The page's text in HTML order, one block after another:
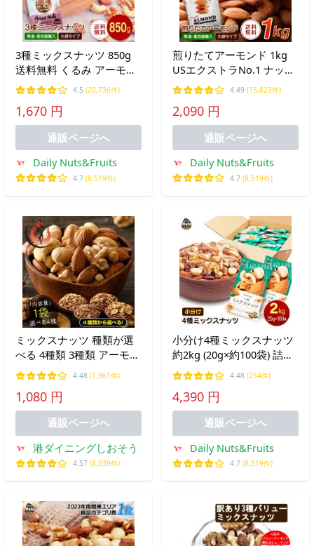
3種ミックスナッツ 850g
送料無料 くるみ アーモン
ド カシューナッツ 無塩 添
加物不使用 植物油不使用
チャック付き袋
4.5 (20,736件)
1,670 円
通販ページへ
Daily Nuts&Fruits
4.7 (8,519件)
煎りたてアーモンド 1kg
USエクストラNo.1 ナッツ
無塩 添加物不使用 植物油
不使用 送料無料
4.49 (15,823件)
2,090 円
通販ページへ
Daily Nuts&Fruits
4.7 (8,519件)
ミックスナッツ 種類が選
べる 4種類 3種類 アーモン
ド カシューナッツ クルミ
マカダミア フルーツナッ
ツ ポイント消化 ポイント
消費 お中元 御中元 爆買
4.48 (1,961件)
1,080 円
通販ページへ
港ダイニングしおそう
4.57 (8,039件)
小分け4種ミックスナッツ
約2kg (20g×約100袋) 詰め
合わせボックス アーモン
ド くるみ カシューナッツ
マカダミアナッツ 大容量
個包装 小袋 無塩 おつまみ
4.48 (254件)
4,390 円
通販ページへ
Daily Nuts&Fruits
4.7 (8,519件)